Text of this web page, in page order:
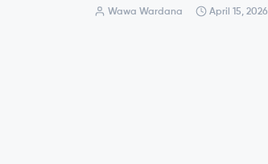
Wawa Wardana April 15, 2026